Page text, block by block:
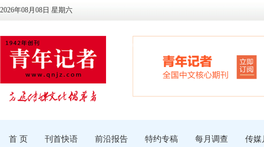
2026年08月08日 星期六
首 页 刊首快语 前沿报告 特约专稿 每月调查 传媒